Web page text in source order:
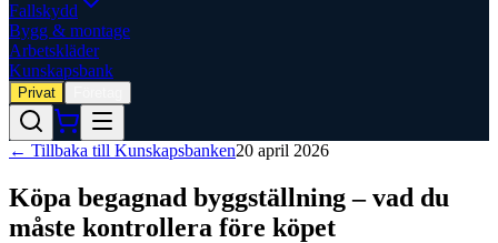
Fallskydd
Bygg & montage
Arbetskläder
Kunskapsbank
Privat
← Tillbaka till Kunskapsbanken20 april 2026
Köpa begagnad byggställning – vad du
måste kontrollera före köpet